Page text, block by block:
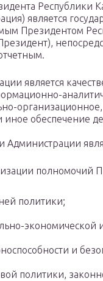
Республики
является
Президентом
является
организационное,
обеспечение
Администрации
полномочий
политики;
и
политики,